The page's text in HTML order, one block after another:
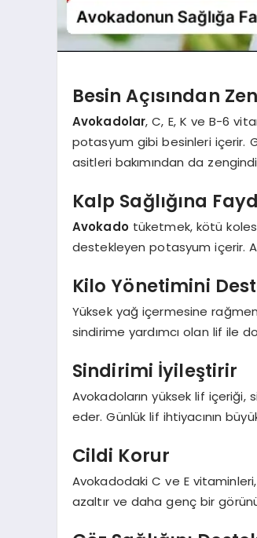
Besin Açısından
Avokadolar, C, E, K ve B-6
potasyum gibi besinleri içerir.
asitleri bakımından da
Kalp Sağlığına
Avokadotüketmek, kötü
destekleyen potasyum içerir.
Kilo Yönetimini
Yüksek yağ içermesine
sindirime yardımcı olan lif ile
Sindirimi İyileştirir
Avokadoların yüksek lif içeriği,
eder. Günlük lif ihtiyacının büyük
Cildi Korur
Avokadodaki C ve E vitaminleri,
azaltır ve daha genç bir